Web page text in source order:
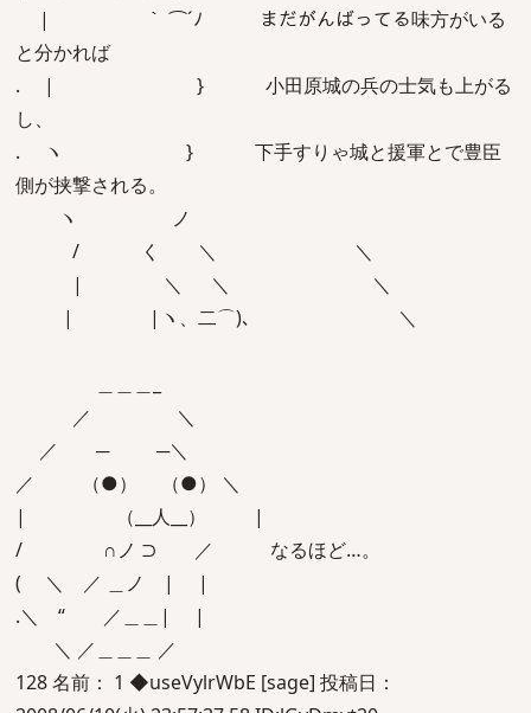
| ｀ ⌒´ﾉ まだがんばってる味方がいる
と分かれば
. | } 小田原城の兵の士気も上がる
し、
. ヽ } 下手すりゃ城と援軍とで豊臣
側が挟撃される。
ヽ ノ
/ く ＼ ＼
| ＼ ＼ ＼
| |ヽ、二⌒)､ ＼
／ ＼
／ ─ ─＼
／ （●） （●） ＼
| （__人__） |
/ ∩ノ ⊃ ／ なるほど…。
( ＼ ／ ＿ノ | |
.＼ “ ／＿＿| |
＼ ／＿＿＿ ／
128 名前： 1 ◆useVylrWbE [sage] 投稿日：